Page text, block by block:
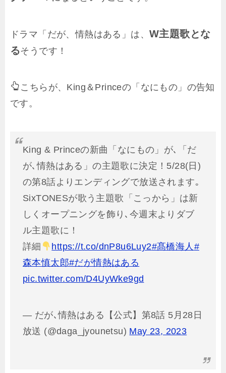
ドラマ「だが、情熱はある」は、 W主題歌とな
るそうです！
こちらが、King＆Princeの「なにもの」の告知
です。
King & Princeの新曲「なにもの」が､「だ
が､情熱はある」の主題歌に決定！5/28(日)
の第8話よりエンディングで放送されます｡
SixTONESが歌う主題歌「こっから」は新
しくオープニングを飾り､今週末よりダブ
ル主題歌に！
詳細
https://t.co/dnP8u6Luy2#髙橋海人 #
森本慎太郎#だが情熱はある
pic.twitter.com/D4UyWke9gd
— だが､情熱はある【公式】第8話 5月28日
放送 (@daga_jyounetsu) May 23, 2023